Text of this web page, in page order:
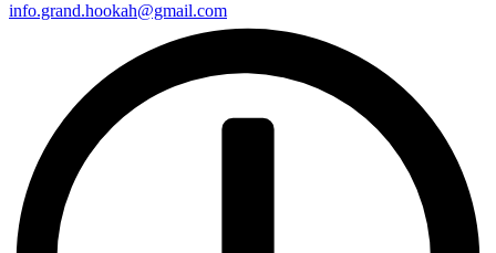
info.grand.hookah@gmail.com